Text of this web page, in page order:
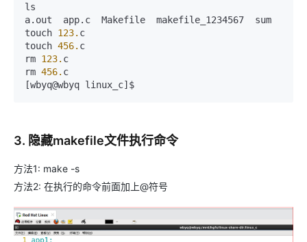
ls
a.out  app.c  Makefile  makefile_1234567  sum
touch 123. c
touch 456. c
rm 123. c
rm 456. c
[wbyq@wbyq linux_c]$
3. 隐藏makefile文件执行命令
方法1: make -s
方法2: 在执行的命令前面加上@符号